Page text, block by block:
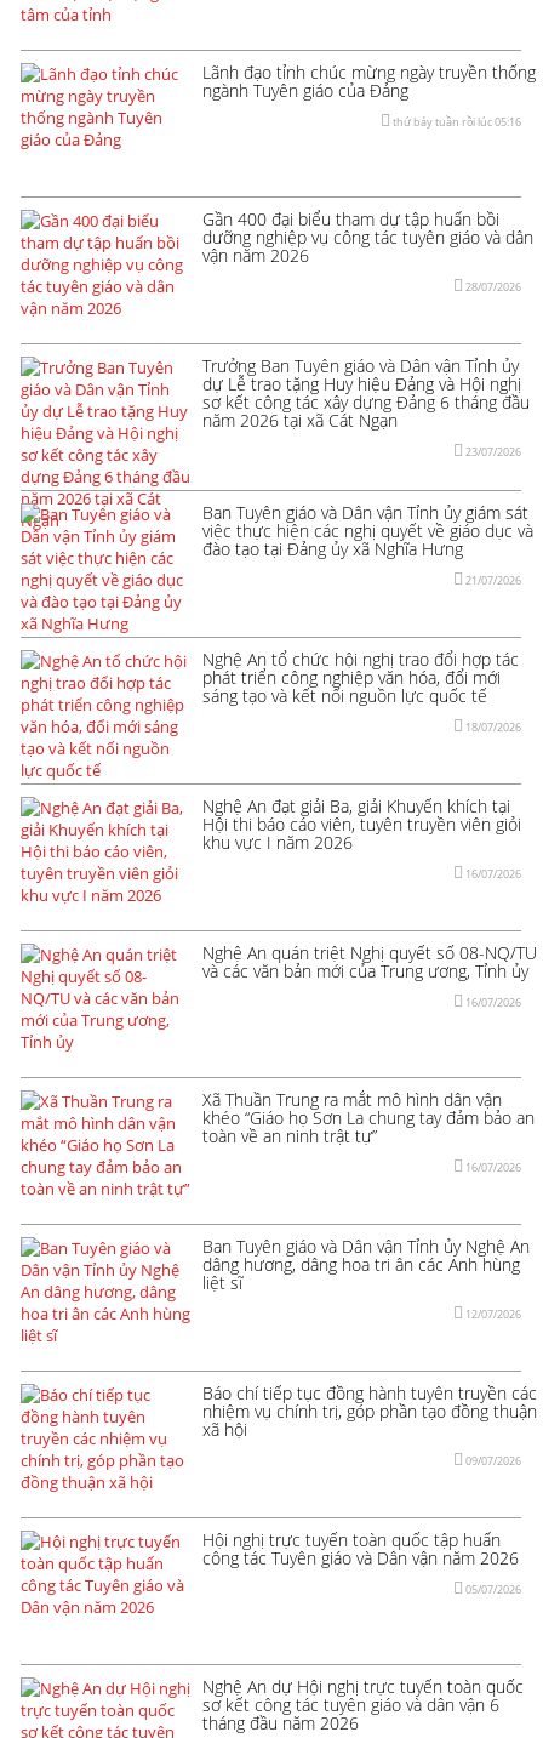
Lãnh đạo tỉnh chúc mừng ngày truyền thống
ngành Tuyên giáo của Đảng
thứ bảy tuần rồi lúc 05:16
Gần 400 đại biểu tham dự tập huấn bồi
dưỡng nghiệp vụ công tác tuyên giáo và dân
vận năm 2026
28/07/2026
Trưởng Ban Tuyên giáo và Dân vận Tỉnh ủy
dự Lễ trao tặng Huy hiệu Đảng và Hội nghị
sơ kết công tác xây dựng Đảng 6 tháng đầu
năm 2026 tại xã Cát Ngạn
23/07/2026
Ban Tuyên giáo và Dân vận Tỉnh ủy giám sát
việc thực hiện các nghị quyết về giáo dục và
đào tạo tại Đảng ủy xã Nghĩa Hưng
21/07/2026
Nghệ An tổ chức hội nghị trao đổi hợp tác
phát triển công nghiệp văn hóa, đổi mới
sáng tạo và kết nối nguồn lực quốc tế
18/07/2026
Nghệ An đạt giải Ba, giải Khuyến khích tại
Hội thi báo cáo viên, tuyên truyền viên giỏi
khu vực I năm 2026
16/07/2026
Nghệ An quán triệt Nghị quyết số 08-NQ/TU
và các văn bản mới của Trung ương, Tỉnh ủy
16/07/2026
Xã Thuần Trung ra mắt mô hình dân vận
khéo “Giáo họ Sơn La chung tay đảm bảo an
toàn về an ninh trật tự”
16/07/2026
Ban Tuyên giáo và Dân vận Tỉnh ủy Nghệ An
dâng hương, dâng hoa tri ân các Anh hùng
liệt sĩ
12/07/2026
Báo chí tiếp tục đồng hành tuyên truyền các
nhiệm vụ chính trị, góp phần tạo đồng thuận
xã hội
09/07/2026
Hội nghị trực tuyến toàn quốc tập huấn
công tác Tuyên giáo và Dân vận năm 2026
05/07/2026
Nghệ An dự Hội nghị trực tuyến toàn quốc
sơ kết công tác tuyên giáo và dân vận 6
tháng đầu năm 2026